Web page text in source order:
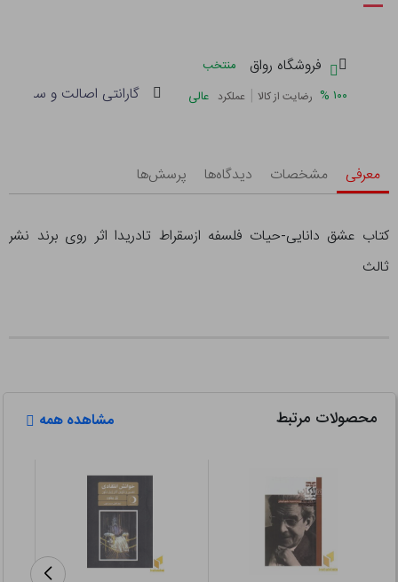
فروشگاه رواق
منتخب
۱۰۰ % رضایت از کالا | عملکرد عالی گارانتی اصالت و سلامت
معرفی مشخصات دیدگاه‌ها پرسش‌ها
کتاب عشق دانایی-حیات فلسفه ازسقراط تادریدا اثر روی برند نشر
ثالث
محصولات مرتبط مشاهده همه